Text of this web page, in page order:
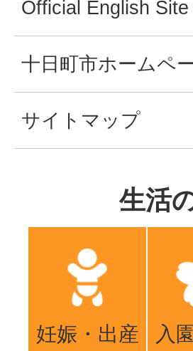
Official English Site
十日町市ホームペ
サイトマップ
生活
妊娠・出産 入